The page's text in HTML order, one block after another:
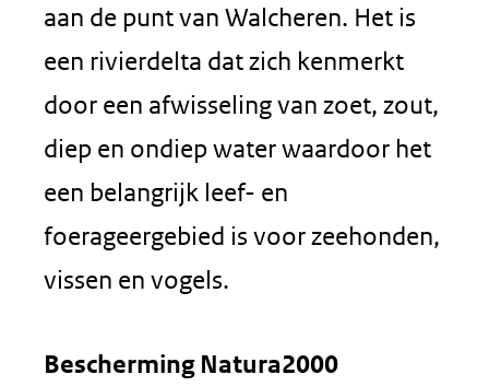
aan de punt van Walcheren. Het is
een rivierdelta dat zich kenmerkt
door een afwisseling van zoet, zout,
diep en ondiep water waardoor het
een belangrijk leef- en
foerageergebied is voor zeehonden,
vissen en vogels.
Bescherming Natura2000